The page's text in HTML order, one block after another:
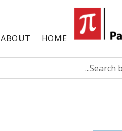
HOME
ABOUT